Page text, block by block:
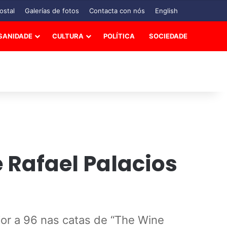
Galerías de fotos Contacta con nós English
CULTURA POLÍTICA SOCIEDADE
Rafael Palacios
a 96 nas catas de “The Wine